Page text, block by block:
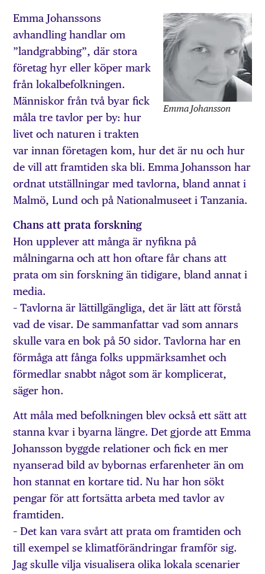
Emma Johansson
Emma Johanssons
avhandling handlar om
”landgrabbing”, där stora
företag hyr eller köper mark
från lokal­befolkningen.
Människor från två byar fick
måla tre tavlor per by: hur
livet och naturen i trakten
var innan företagen kom, hur det är nu och hur
de vill att framtiden ska bli. Emma Johansson har
ordnat utställningar med tavlorna, bland annat i
Malmö, Lund och på Nationalmuseet i Tanzania.
Chans att prata forskning
Hon upplever att många är nyfikna på
målningarna och att hon oftare får chans att
prata om sin forskning än tidigare, bland annat i
media.
– Tavlorna är lättillgängliga, det är lätt att förstå
vad de visar. De sammanfattar vad som annars
skulle vara en bok på 50 sidor. Tavlorna har en
förmåga att fånga folks uppmärksamhet och
förmedlar snabbt något som är komplicerat,
säger hon.
Att måla med befolkningen blev också ett sätt att
stanna kvar i byarna längre. Det gjorde att Emma
Johansson byggde relationer och fick en mer
nyanserad bild av bybornas erfarenheter än om
hon stannat en kortare tid. Nu har hon sökt
pengar för att fortsätta arbeta med tavlor av
framtiden.
– Det kan vara svårt att prata om framtiden och
till exempel se klimatförändringar framför sig.
Jag skulle vilja visualisera olika lokala scenarier